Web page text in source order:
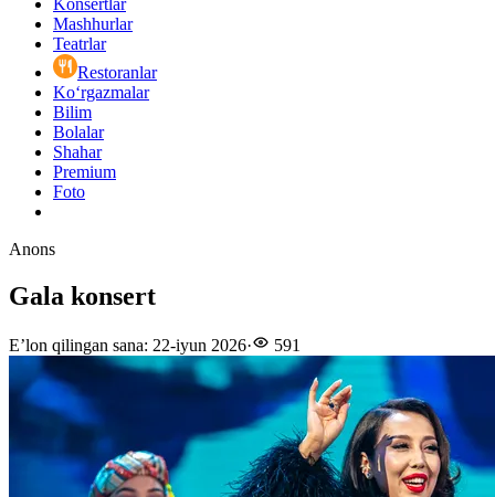
Konsertlar
Mashhurlar
Teatrlar
Restoranlar
Ko‘rgazmalar
Bilim
Bolalar
Shahar
Premium
Foto
Anons
Gala konsert
E’lon qilingan sana: 22-iyun 2026· 591